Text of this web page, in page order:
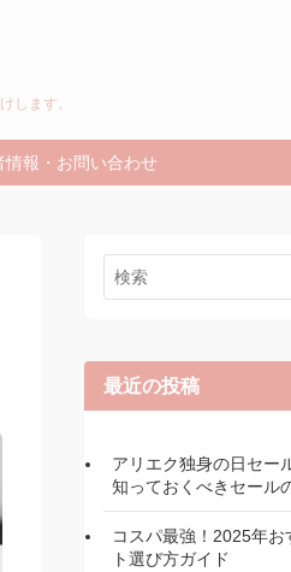
します。
情報・お問い合わせ
最近の投稿
アリエク独身の日セー
知っておくべきセール
コスパ最強！2025年お
ト選び方ガイド